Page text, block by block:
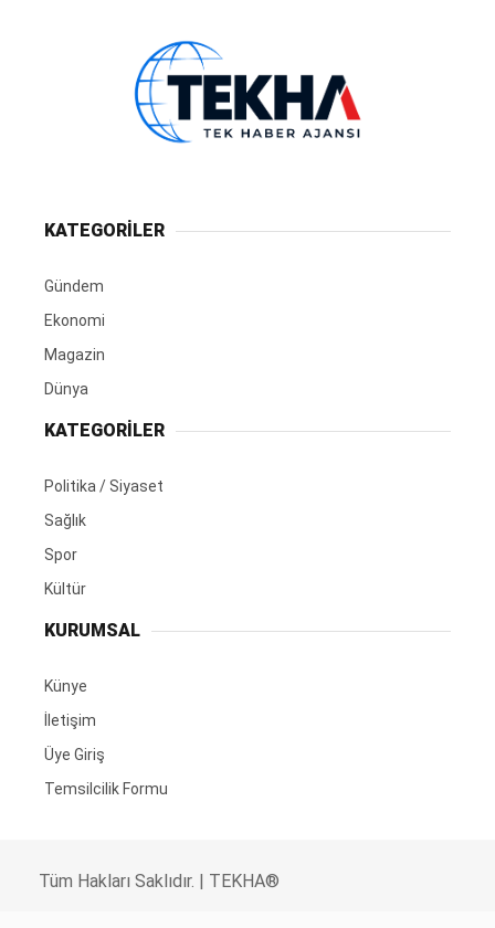
KATEGORİLER
Gündem
Ekonomi
Magazin
Dünya
KATEGORİLER
Politika / Siyaset
Sağlık
Spor
Kültür
KURUMSAL
Künye
İletişim
Üye Giriş
Temsilcilik Formu
Tüm Hakları Saklıdır. | TEKHA®